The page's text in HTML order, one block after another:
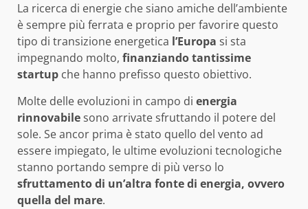
La ricerca di energie che siano amiche dell’ambiente
è sempre più ferrata e proprio per favorire questo
tipo di transizione energetica l’Europa si sta
impegnando molto, finanziando tantissime
startup che hanno prefisso questo obiettivo.
Molte delle evoluzioni in campo di energia
rinnovabilesono arrivate sfruttando il potere del
sole. Se ancor prima è stato quello del vento ad
essere impiegato, le ultime evoluzioni tecnologiche
stanno portando sempre di più verso lo
sfruttamento di un’altra fonte di energia, ovvero
quella del mare.